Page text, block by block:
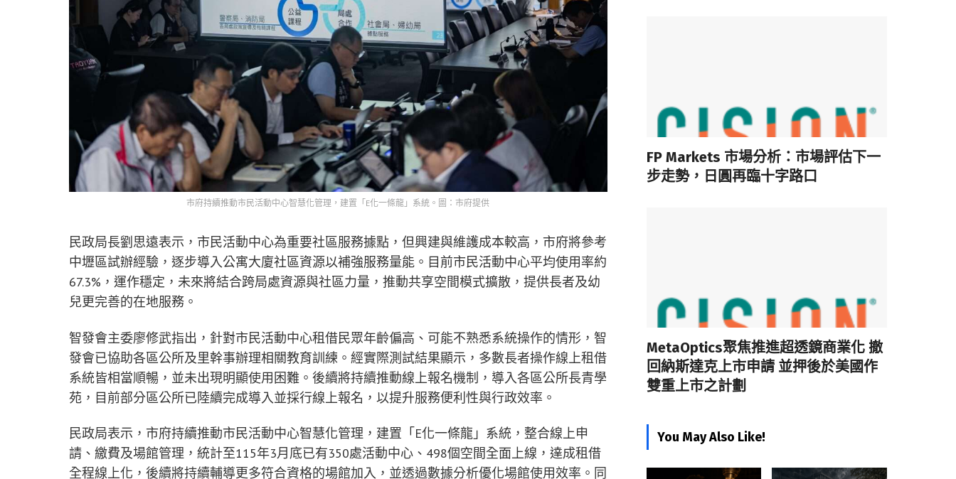
市府持續推動市民活動中心智慧化管理，建置「E化一條龍」系統。圖：市府提供
民政局長劉思遠表示，市民活動中心為重要社區服務據點，但興建與維護成本較高，市府將參考
中壢區試辦經驗，逐步導入公寓大廈社區資源以補強服務量能。目前市民活動中心平均使用率約
67.3%，運作穩定，未來將結合跨局處資源與社區力量，推動共享空間模式擴散，提供長者及幼
兒更完善的在地服務。
智發會主委廖修武指出，針對市民活動中心租借民眾年齡偏高、可能不熟悉系統操作的情形，智
發會已協助各區公所及里幹事辦理相關教育訓練。經實際測試結果顯示，多數長者操作線上租借
系統皆相當順暢，並未出現明顯使用困難。後續將持續推動線上報名機制，導入各區公所長青學
苑，目前部分區公所已陸續完成導入並採行線上報名，以提升服務便利性與行政效率。
民政局表示，市府持續推動市民活動中心智慧化管理，建置「E化一條龍」系統，整合線上申
請、繳費及場館管理，統計至115年3月底已有350處活動中心、498個空間全面上線，達成租借
全程線上化，後續將持續輔導更多符合資格的場館加入，並透過數據分析優化場館使用效率。同
FP Markets 市場分析：市場評估下一
步走勢，日圓再臨十字路口
MetaOptics聚焦推進超透鏡商業化 撤
回納斯達克上市申請 並押後於美國作
雙重上市之計劃
You May Also Like!